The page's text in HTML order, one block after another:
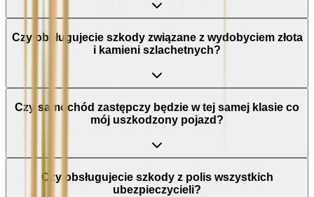
Czy obsługujecie szkody związane z wydobyciem złota
i kamieni szlachetnych?
Czy samochód zastępczy będzie w tej samej klasie co
mój uszkodzony pojazd?
Czy obsługujecie szkody z polis wszystkich
ubezpieczycieli?